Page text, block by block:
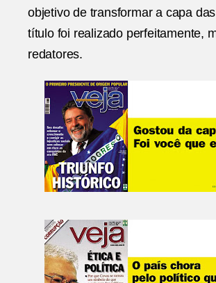
objetivo de transformar a capa
título foi realizado perfeitamente,
redatores.